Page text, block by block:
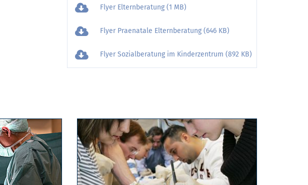
Flyer Elternberatung (1 MB)
Flyer Praenatale Elternberatung (646 KB)
Flyer Sozialberatung im Kinderzentrum (892 KB)